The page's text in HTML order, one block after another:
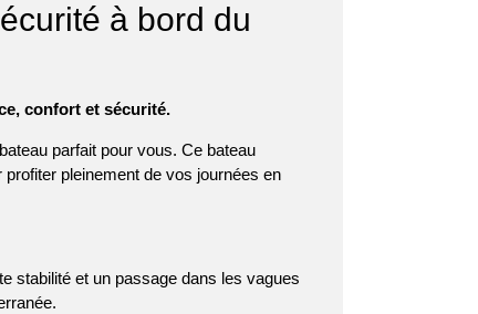
à bord du
confort et sécurité.
parfait pour vous. Ce bateau
pleinement de vos journées en
stabilité et un passage dans les vagues